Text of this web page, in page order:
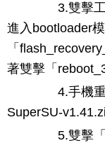
3.雙擊工
進入bootloader
「
著雙擊「
4.手機重
SuperSU-
5.雙擊「